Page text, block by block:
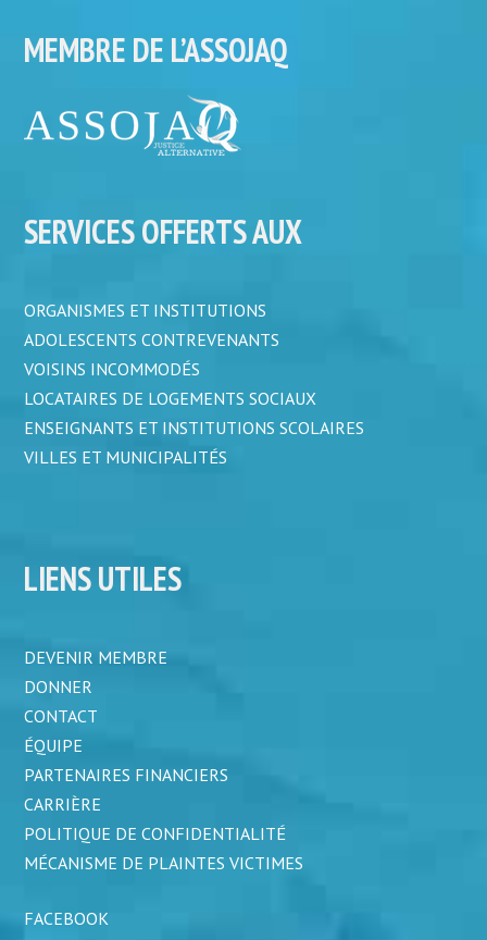
MEMBRE DE L’ASSOJAQ
SERVICES OFFERTS AUX
ORGANISMES ET INSTITUTIONS
ADOLESCENTS CONTREVENANTS
VOISINS INCOMMODÉS
LOCATAIRES DE LOGEMENTS SOCIAUX
ENSEIGNANTS ET INSTITUTIONS SCOLAIRES
VILLES ET MUNICIPALITÉS
LIENS UTILES
DEVENIR MEMBRE
DONNER
CONTACT
ÉQUIPE
PARTENAIRES FINANCIERS
CARRIÈRE
POLITIQUE DE CONFIDENTIALITÉ
MÉCANISME DE PLAINTES VICTIMES
FACEBOOK